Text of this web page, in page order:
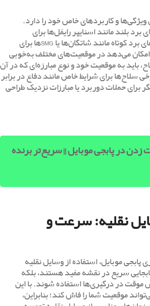
ویژگی‌ها و کاربردهای خاص خود را دارد.
بلند مانند اسنایپر رایفل‌ها برای
درگیری‌های دور و سلاح‌های برد کوتاه مانند شاتگان‌ها یا SMGها برای
می‌دهد در موقعیت‌های مختلف به‌خوبی
باید به موقعیت خود و نوع مبارزه‌ای که در آن
سلاح‌ها برای شرایط خاص مانند دفاع در برابر
برای حملات دوربرد یا مبارزات نزدیک طراحی
در پابجی موبایل || سریع‌تر برنده
نقلیه: سرعت و
پابجی موبایل، استفاده از وسایل نقلیه
سریع در نقشه مفید هستند، بلکه
در درگیری‌ها استفاده شوند. با این
موقعیت شما را فاش کند؛ بنابراین،